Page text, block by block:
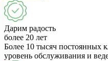
Дарим радость
более 20 лет
Более 10 тысяч постоянных
уровень обслуживания и